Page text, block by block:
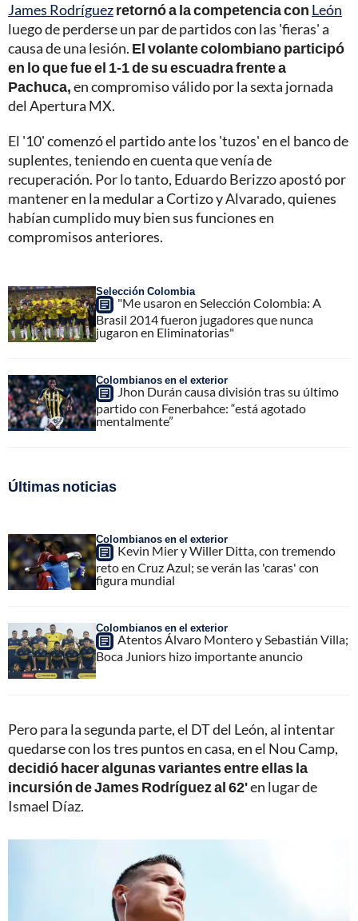
James Rodríguezretornó a la competencia con León
luego de perderse un par de partidos con las 'fieras' a
causa de una lesión. El volante colombiano participó
en lo que fue el 1-1 de su escuadra frente a
Pachuca,en compromiso válido por la sexta jornada
del Apertura MX.
El '10' comenzó el partido ante los 'tuzos' en el banco de
suplentes, teniendo en cuenta que venía de
recuperación. Por lo tanto, Eduardo Berizzo apostó por
mantener en la medular a Cortizo y Alvarado, quienes
habían cumplido muy bien sus funciones en
compromisos anteriores.
Selección Colombia
"Me usaron en Selección Colombia: A
Brasil 2014 fueron jugadores que nunca
jugaron en Eliminatorias"
Colombianos en el exterior
Jhon Durán causa división tras su último
partido con Fenerbahce: “está agotado
mentalmente”
Últimas noticias
Colombianos en el exterior
Kevin Mier y Willer Ditta, con tremendo
reto en Cruz Azul; se verán las 'caras' con
figura mundial
Colombianos en el exterior
Atentos Álvaro Montero y Sebastián Villa;
Boca Juniors hizo importante anuncio
Pero para la segunda parte, el DT del León, al intentar
quedarse con los tres puntos en casa, en el Nou Camp,
decidió hacer algunas variantes entre ellas la
incursión de James Rodríguez al 62'en lugar de
Ismael Díaz.